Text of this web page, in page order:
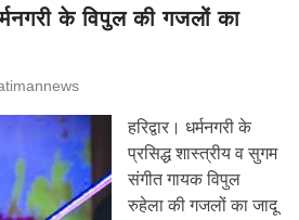
के विपुल की गजलों का
हरिद्वार। धर्मनगरी के
प्रसिद्ध शास्त्रीय व सुगम
संगीत गायक विपुल
रुहेला की गजलों का जादू